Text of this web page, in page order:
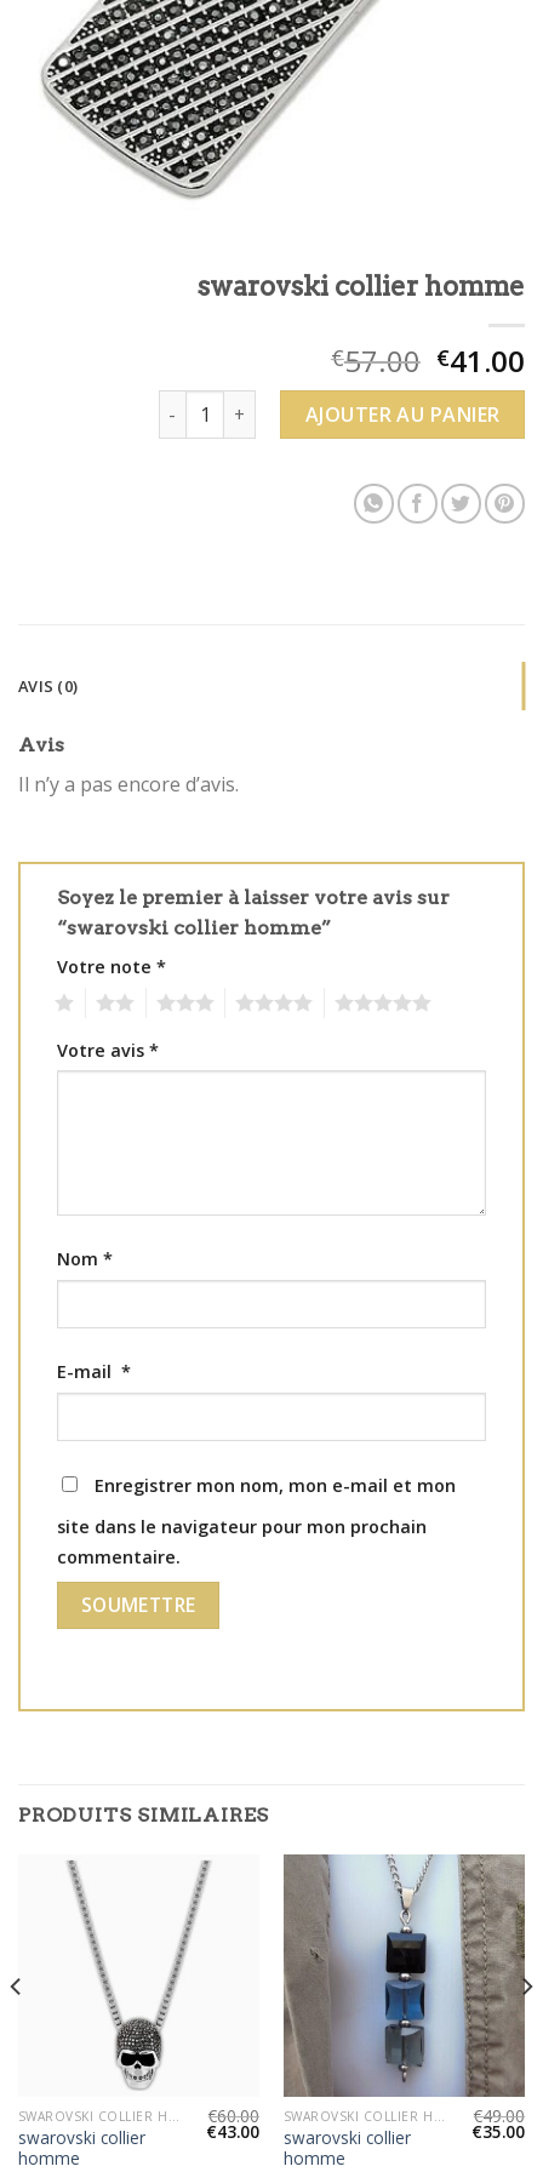
swarovski collier homme
€57.00 €41.00
quantité de swarovski collier homme
AJOUTER AU PANIER
AVIS (0)
Avis
Il n’y a pas encore d’avis.
Soyez le premier à laisser votre avis sur
“swarovski collier homme”
Votre note *
Votre avis *
Nom *
E-mail *
Enregistrer mon nom, mon e-mail et mon
site dans le navigateur pour mon prochain
commentaire.
PRODUITS SIMILAIRES
SWAROVSKI COLLIER HOMME
swarovski collier
homme
€60.00
€43.00
SWAROVSKI COLLIER HOMME
swarovski collier
homme
€49.00
€35.00